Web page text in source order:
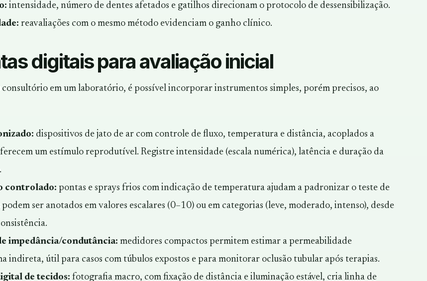
intensidade, número de dentes afetados e gatilhos direcionam o protocolo de dessensibilização.
reavaliações com o mesmo método evidenciam o ganho clínico.
digitais para avaliação inicial
em um laboratório, é possível incorporar instrumentos simples, porém precisos, ao
dispositivos de jato de ar com controle de fluxo, temperatura e distância, acoplados a
um estímulo reprodutível. Registre intensidade(escala numérica), latênciae duraçãoda
controlado: pontas e sprays frios com indicação de temperatura ajudam a padronizar o teste de
ser anotados em valores escalares (0–10) ou em categorias (leve, moderado, intenso), desde
impedância/condutância: medidores compactos permitem estimar a permeabilidade
indireta, útil para casos com túbulos expostos e para monitorar oclusão tubular após terapias.
de tecidos: fotografia macro, com fixação de distância e iluminação estável, cria linha de